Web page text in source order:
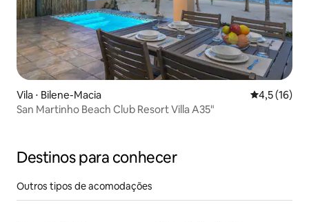
Vila ⋅ Bilene-Macia 4,5 de uma
4,5 (16)
San Martinho Beach Club Resort Villa A35"
Destinos para conhecer
Outros tipos de acomodações